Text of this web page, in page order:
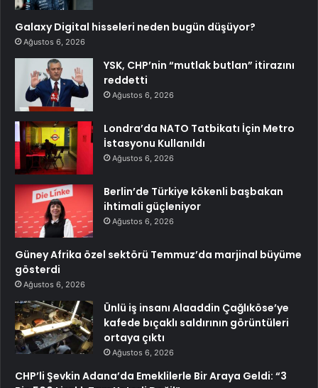
Galaxy Digital hisseleri neden bugün düşüyor?
Ağustos 6, 2026
YSK, CHP’nin “mutlak butlan” itirazını
reddetti
Ağustos 6, 2026
Londra’da NATO Tatbikatı İçin Metro
İstasyonu Kullanıldı
Ağustos 6, 2026
Berlin’de Türkiye kökenli başbakan
ihtimali güçleniyor
Ağustos 6, 2026
Güney Afrika özel sektörü Temmuz’da marjinal büyüme
gösterdi
Ağustos 6, 2026
Ünlü iş insanı Alaaddin Çağlıköse’ye
kafede bıçaklı saldırının görüntüleri
ortaya çıktı
Ağustos 6, 2026
CHP’li Şevkin Adana’da Emeklilerle Bir Araya Geldi: “3